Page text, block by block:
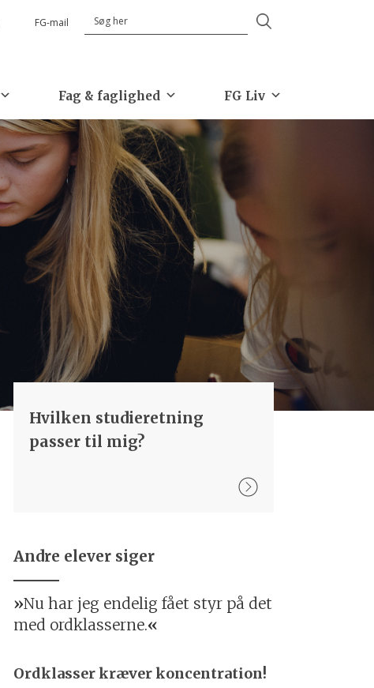
FG-mail
Search
for
Fag & faglighed FG Liv
Hvilken studieretning
passer til mig?
Andre elever siger
Nu har jeg endelig fået styr på det
med ordklasserne.
Ordklasser kræver koncentration!